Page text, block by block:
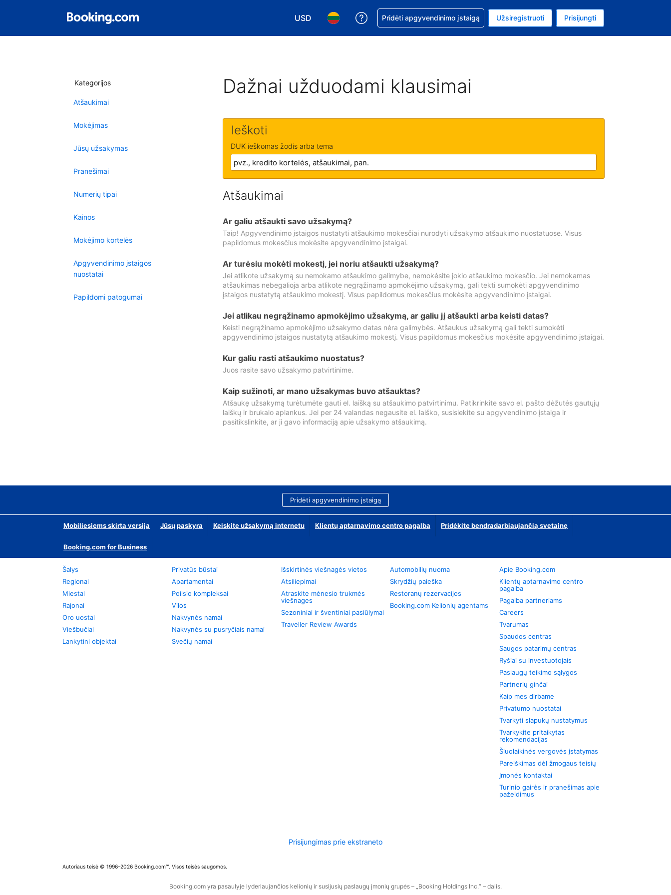
USD
Pasirinkite valiutą. Jūsų pasirinkta valiuta: Jungtinių Valstijų doleris
Pasirinkite kalbą. Jūsų pasirinkta kalba: Lietuvių
Pagalba dėl užsakymo
Pridėti apgyvendinimo įstaigą Užsiregistruoti Prisijungti
Kategorijos
Atšaukimai
Mokėjimas
Jūsų užsakymas
Pranešimai
Numerių tipai
Kainos
Mokėjimo kortelės
Apgyvendinimo įstaigos
nuostatai
Papildomi patogumai
Dažnai užduodami klausimai
Ieškoti
DUK ieškomas žodis arba tema
Atšaukimai
Ar galiu atšaukti savo užsakymą?
Taip! Apgyvendinimo įstaigos nustatyti atšaukimo mokesčiai nurodyti užsakymo atšaukimo nuostatuose. Visus
papildomus mokesčius mokėsite apgyvendinimo įstaigai.
Ar turėsiu mokėti mokestį, jei noriu atšaukti užsakymą?
Jei atlikote užsakymą su nemokamo atšaukimo galimybe, nemokėsite jokio atšaukimo mokesčio. Jei nemokamas
atšaukimas nebegalioja arba atlikote negrąžinamo apmokėjimo užsakymą, gali tekti sumokėti apgyvendinimo
įstaigos nustatytą atšaukimo mokestį. Visus papildomus mokesčius mokėsite apgyvendinimo įstaigai.
Jei atlikau negrąžinamo apmokėjimo užsakymą, ar galiu jį atšaukti arba keisti datas?
Keisti negrąžinamo apmokėjimo užsakymo datas nėra galimybės. Atšaukus užsakymą gali tekti sumokėti
apgyvendinimo įstaigos nustatytą atšaukimo mokestį. Visus papildomus mokesčius mokėsite apgyvendinimo įstaigai.
Kur galiu rasti atšaukimo nuostatus?
Juos rasite savo užsakymo patvirtinime.
Kaip sužinoti, ar mano užsakymas buvo atšauktas?
Atšaukę užsakymą turėtumėte gauti el. laišką su atšaukimo patvirtinimu. Patikrinkite savo el. pašto dėžutės gautųjų
laiškų ir brukalo aplankus. Jei per 24 valandas negausite el. laiško, susisiekite su apgyvendinimo įstaiga ir
pasitikslinkite, ar ji gavo informaciją apie užsakymo atšaukimą.
Pridėti apgyvendinimo įstaigą
Mobiliesiems skirta versija Jūsų paskyra Keiskite užsakymą internetu Klientų aptarnavimo centro pagalba Pridėkite bendradarbiaujančią svetainę
Booking.com for Business
Šalys
Regionai
Miestai
Rajonai
Oro uostai
Viešbučiai
Lankytini objektai
Privatūs būstai
Apartamentai
Poilsio kompleksai
Vilos
Nakvynės namai
Nakvynės su pusryčiais namai
Svečių namai
Išskirtinės viešnagės vietos
Atsiliepimai
Atraskite mėnesio trukmės
viešnages
Sezoniniai ir šventiniai pasiūlymai
Traveller Review Awards
Automobilių nuoma
Skrydžių paieška
Restoranų rezervacijos
Booking.com Kelionių agentams
Apie Booking.com
Klientų aptarnavimo centro
pagalba
Pagalba partneriams
Careers
Tvarumas
Spaudos centras
Saugos patarimų centras
Ryšiai su investuotojais
Paslaugų teikimo sąlygos
Partnerių ginčai
Kaip mes dirbame
Privatumo nuostatai
Tvarkyti slapukų nustatymus
Tvarkykite pritaikytas
rekomendacijas
Šiuolaikinės vergovės įstatymas
Pareiškimas dėl žmogaus teisių
Įmonės kontaktai
Turinio gairės ir pranešimas apie
pažeidimus
Prisijungimas prie ekstraneto
Autoriaus teisė © 1996–2026 Booking.com™. Visos teisės saugomos.
Booking.com yra pasaulyje lyderiaujančios kelionių ir susijusių paslaugų įmonių grupės – „Booking Holdings Inc.“ – dalis.